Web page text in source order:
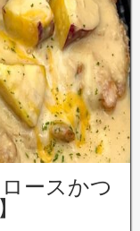
ースかつ